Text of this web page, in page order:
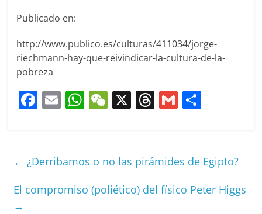
Publicado en:
http://www.publico.es/culturas/411034/jorge-
riechmann-hay-que-reivindicar-la-cultura-de-la-
pobreza
F
e
o
E
l
W
s
p
W
h
X T
a
s
G
l p
ar
tir
← ¿Derribamos o no las pirámides de Egipto?
El compromiso (poliético) del físico Peter Higgs
→